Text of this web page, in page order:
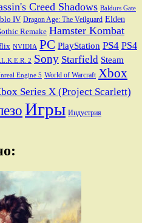
Creed Shadows Baldurs Gate
IV Dragon Age: The Veilguard Elden
Remake Hamster Kombat
NVIDIA PC PlayStation PS4 PS4
2 Sony Starfield Steam
Engine 5 World of Warcraft Xbox
Series X (Project Scarlett)
Игры Индустрия